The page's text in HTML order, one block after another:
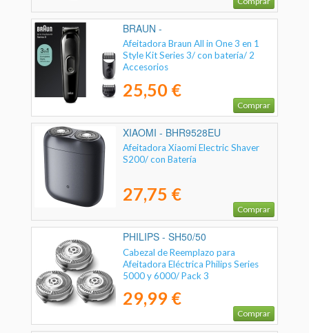
BRAUN -
Afeitadora Braun All in One 3 en 1
Style Kit Series 3/ con batería/ 2
Accesorios
25,50 €
Comprar
XIAOMI - BHR9528EU
Afeitadora Xiaomi Electric Shaver
S200/ con Batería
27,75 €
Comprar
PHILIPS - SH50/50
Cabezal de Reemplazo para
Afeitadora Eléctrica Philips Series
5000 y 6000/ Pack 3
29,99 €
Comprar